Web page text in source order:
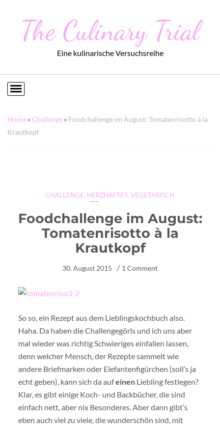
The Culinary Trial
Eine kulinarische Versuchsreihe
Home »Challenge » Foodchallenge im August: Tomatenrisotto à la
Krautkopf
CHALLENGE, HERZHAFTES, VEGETARISCH
Foodchallenge im August:
Tomatenrisotto à la
Krautkopf
30. August 2015 1 Comment
So so, ein Rezept aus dem Lieblingskochbuch also.
Haha. Da haben die Challengegörls und ich uns aber
mal wieder was richtig Schwieriges einfallen lassen,
denn welcher Mensch, der Rezepte sammelt wie
andere Briefmarken oder Elefantenfigürchen (soll’s ja
echt geben), kann sich da aufeinen Liebling festlegen?
Klar, es gibt einige Koch- und Backbücher, die sind
einfach nett, aber nix Besonderes. Aber dann gibt’s
eben auch viel zu viele, die wunderschön sind, mit